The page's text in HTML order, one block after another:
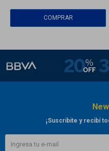
¡Suscribite y recibí